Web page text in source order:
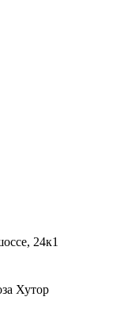
24к1